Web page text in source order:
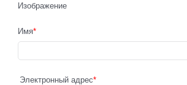
Изображение
Имя
Электронный адрес